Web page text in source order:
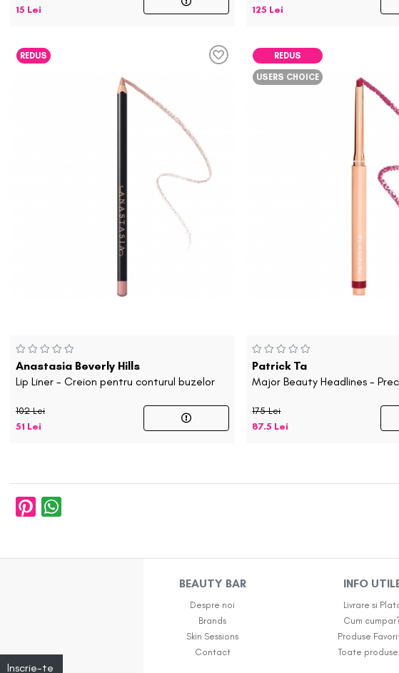
15 Lei
125 Lei
REDUS
Anastasia Beverly Hills
Lip Liner - Creion pentru conturul buzelor
102 Lei
51 Lei
REDUS
USERS CHOICE
Patrick Ta
Major Beauty Headlines -
175 Lei
87.5 Lei
Inscrie-te
BEAUTY BAR
Despre noi
Brands
Skin Sessions
Contact
INFO
Livrare si
Cum
Produse
Toate